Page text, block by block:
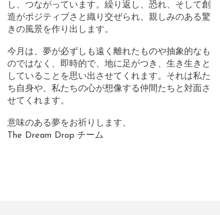
し、つながっています。繰り返し、恐れ、そして創
造がポジティブさと織り交ぜられ、親しみのある驚
きの風景を作り出します。
今月は、夢が必ずしも遠く離れたものや抽象的なも
のではなく、即時的で、地に足がつき、生き生きと
していることを思い出させてくれます。それは私た
ち自身や、私たちの心が想像する仲間たちと対面さ
せてくれます。
意味のある夢をお祈りします、
The Dream Drop チーム